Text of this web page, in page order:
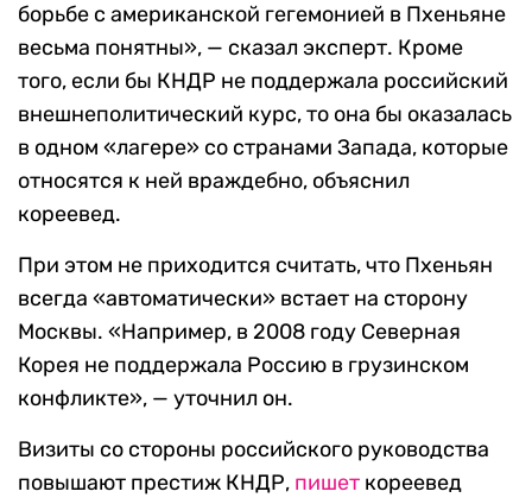
борьбе с американской гегемонией в Пхеньяне
весьма понятны», — сказал эксперт. Кроме
того, если бы КНДР не поддержала российский
внешнеполитический курс, то она бы оказалась
в одном «лагере» со странами Запада, которые
относятся к ней враждебно, объяснил
кореевед.
При этом не приходится считать, что Пхеньян
всегда «автоматически» встает на сторону
Москвы. «Например, в 2008 году Северная
Корея не поддержала Россию в грузинском
конфликте», — уточнил он.
Визиты со стороны российского руководства
повышают престиж КНДР, пишет кореевед